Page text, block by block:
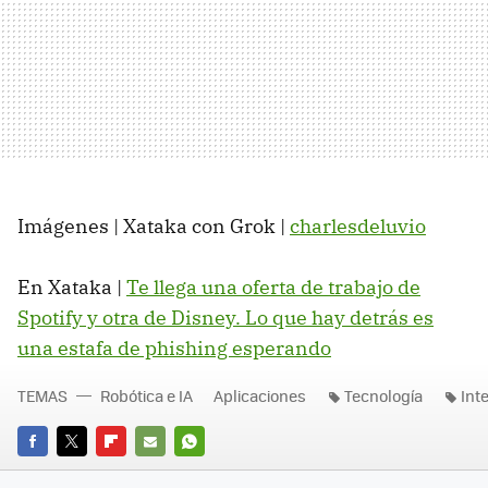
Imágenes | Xataka con Grok | charlesdeluvio
En Xataka | Te llega una oferta de trabajo de
Spotify y otra de Disney. Lo que hay detrás es
una estafa de phishing esperando
FACEBOOK
TWITTERFLIPBOARD
E-
WHATSAPP
TEMAS Robótica e IA Aplicaciones Tecnología